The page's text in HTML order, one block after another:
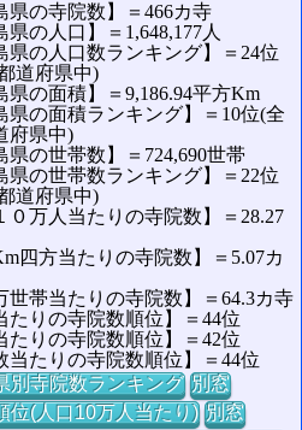
県の寺院数】＝466カ寺
県の人口】＝1,648,177人
県の人口数ランキング】＝24位
道府県中)
県の面積】＝9,186.94平方Km
県の面積ランキング】＝10位(全
府県中)
県の世帯数】＝724,690世帯
県の世帯数ランキング】＝22位
道府県中)
０万人当たりの寺院数】＝28.27
四方当たりの寺院数】＝5.07カ
世帯当たりの寺院数】＝64.3カ寺
たりの寺院数順位】＝44位
たりの寺院数順位】＝42位
当たりの寺院数順位】＝44位
別寺院数ランキング 別窓
位(人口10万人当たり) 別窓